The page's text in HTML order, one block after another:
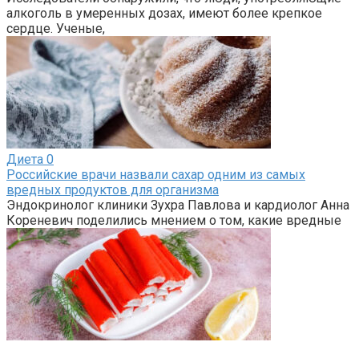
алкоголь в умеренных дозах, имеют более крепкое
сердце. Ученые,
Диета 0
Российские врачи назвали сахар одним из самых
вредных продуктов для организма
Эндокринолог клиники Зухра Павлова и кардиолог Анна
Кореневич поделились мнением о том, какие вредные